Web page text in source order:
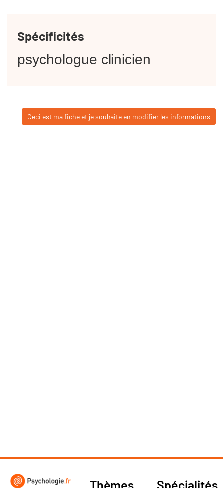
Spécificités
psychologue clinicien
Ceci est ma fiche et je souhaite en modifier les informations
Thèmes Spécialités